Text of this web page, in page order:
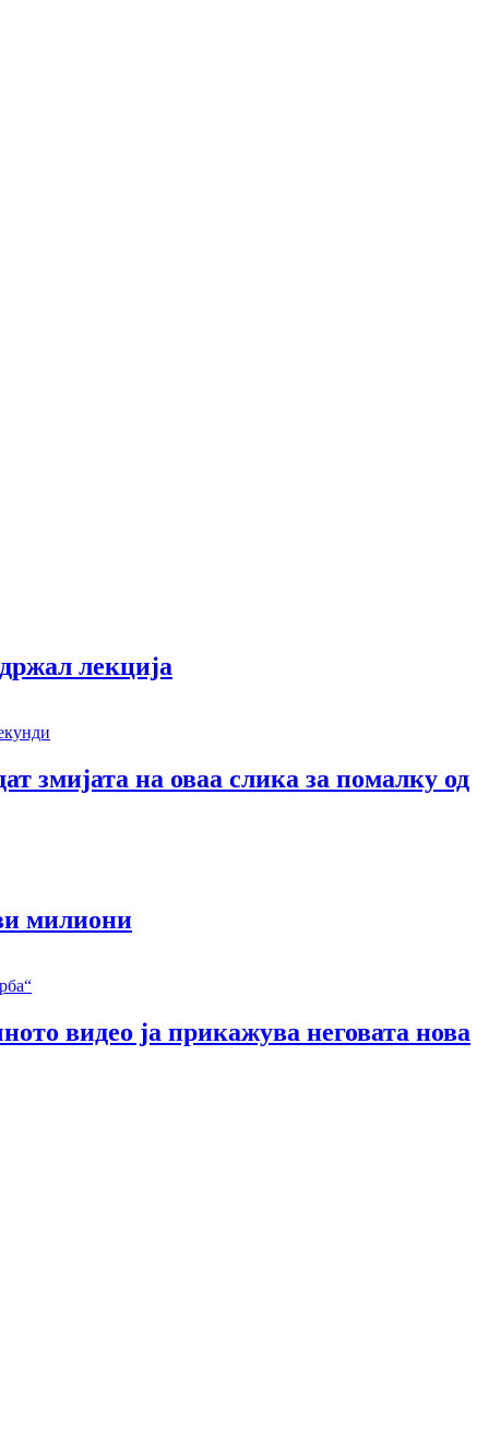
лекција
змијата на оваа слика за помалку од
милиони
видео ја прикажува неговата нова